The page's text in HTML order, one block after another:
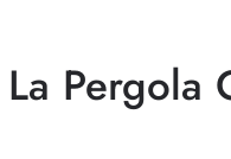
La Pergola